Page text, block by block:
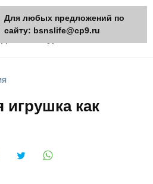
как
Для любых предложений по
сайту: bsnslife@cp9.ru